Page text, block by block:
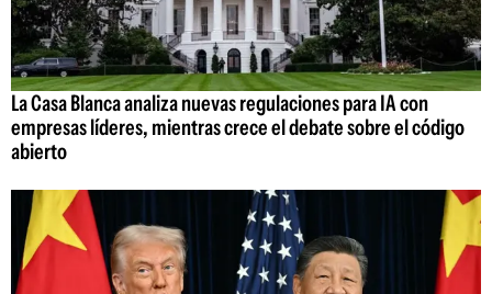
La Casa Blanca analiza nuevas regulaciones para IA con
empresas líderes, mientras crece el debate sobre el código
abierto